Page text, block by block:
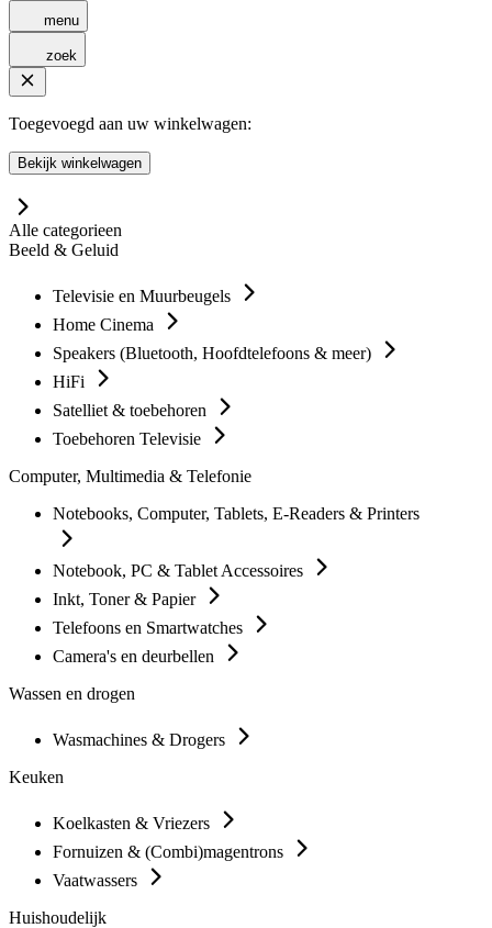
menu
zoek
Toegevoegd aan uw winkelwagen:
Bekijk winkelwagen
Alle categorieen
Beeld & Geluid
Televisie en Muurbeugels
Home Cinema
Speakers (Bluetooth, Hoofdtelefoons & meer)
HiFi
Satelliet & toebehoren
Toebehoren Televisie
Computer, Multimedia & Telefonie
Notebooks, Computer, Tablets, E-Readers & Printers
Notebook, PC & Tablet Accessoires
Inkt, Toner & Papier
Telefoons en Smartwatches
Camera's en deurbellen
Wassen en drogen
Wasmachines & Drogers
Keuken
Koelkasten & Vriezers
Fornuizen & (Combi)magentrons
Vaatwassers
Huishoudelijk